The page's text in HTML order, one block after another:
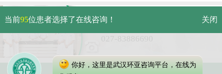
武汉市硚口区解放大道479号
免费电话：
当前95位患者选择了在线咨询！ 关闭
你好，这里是武汉环亚咨询平台，在线为